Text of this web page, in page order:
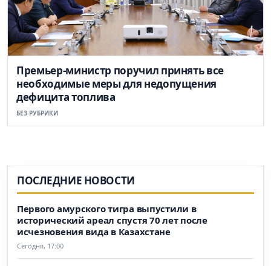
Премьер-министр поручил принять все
необходимые меры для недопущения
дефицита топлива
БЕЗ РУБРИКИ
ПОСЛЕДНИЕ НОВОСТИ
Первого амурского тигра выпустили в
исторический ареал спустя 70 лет после
исчезновения вида в Казахстане
Сегодня, 17:00